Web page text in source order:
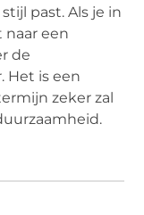
past. Als je in
een
de
Het is een
zeker zal